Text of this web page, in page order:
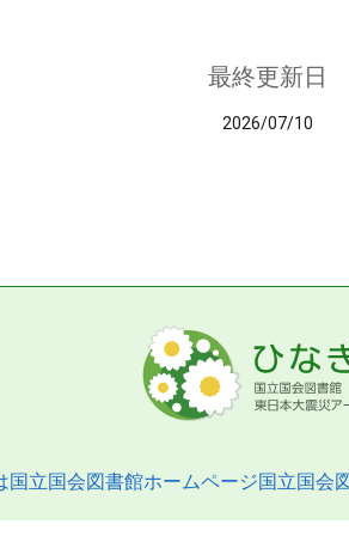
最終更新日
2026/07/10
国立国会図書館ホームページ国立国会